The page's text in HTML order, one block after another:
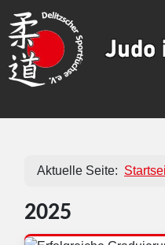
Aktuelle Seite:
2025